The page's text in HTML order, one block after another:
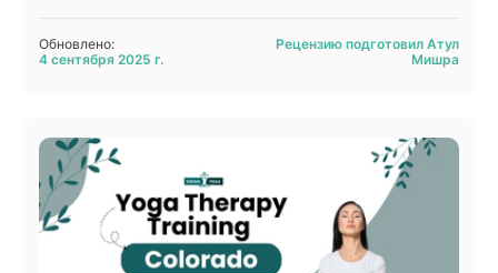
Обновлено:
4 сентября 2025 г.
Рецензию подготовил Атул
Мишра